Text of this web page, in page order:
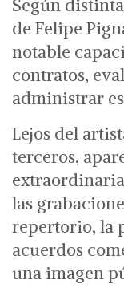
Según
de Felipe
notable
contratos,
administrar
Lejos del
terceros,
las
repertorio, la
acuerdos
una imagen